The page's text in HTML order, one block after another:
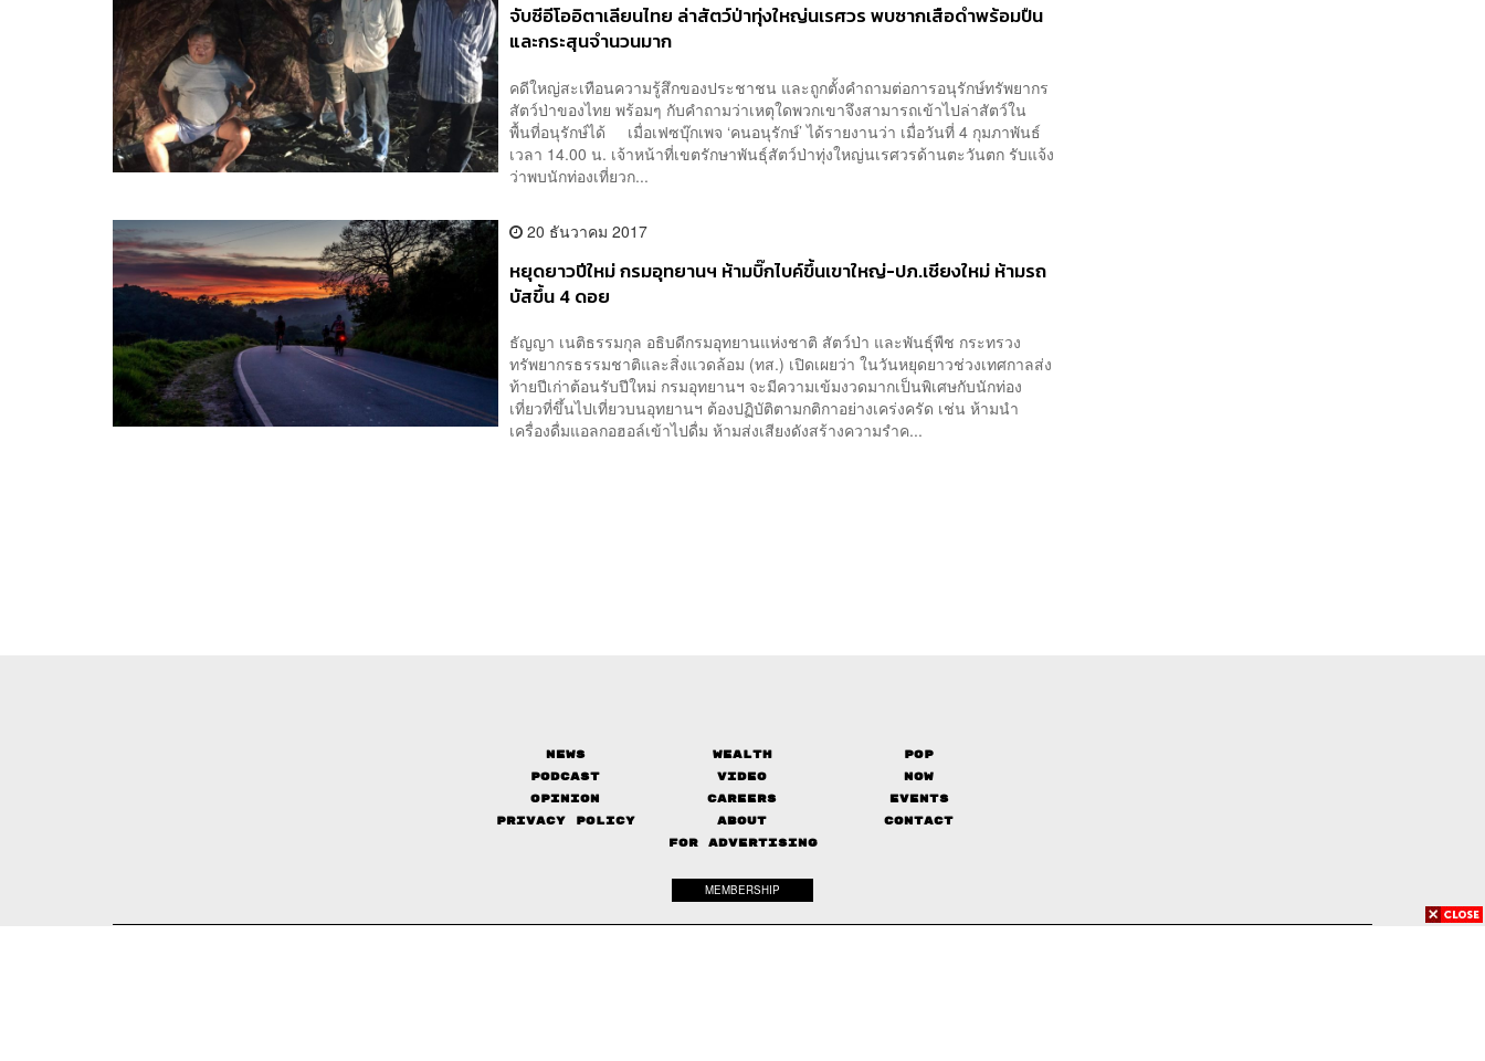
จับซีอีโออิตาเลียนไทย ล่าสัตว์ป่าทุ่งใหญ่นเรศวร พบซากเสือดำพร้อมปืน
และกระสุนจำนวนมาก
คดีใหญ่สะเทือนความรู้สึกของประชาชน และถูกตั้งคำถามต่อการอนุรักษ์ทรัพยากร
สัตว์ป่าของไทย พร้อมๆ กับคำถามว่าเหตุใดพวกเขาจึงสามารถเข้าไปล่าสัตว์ใน
พื้นที่อนุรักษ์ได้ เมื่อเฟซบุ๊กเพจ ‘คนอนุรักษ์’ ได้รายงานว่า เมื่อวันที่ 4 กุมภาพันธ์
เวลา 14.00 น. เจ้าหน้าที่เขตรักษาพันธุ์สัตว์ป่าทุ่งใหญ่นเรศวรด้านตะวันตก รับแจ้ง
ว่าพบนักท่องเที่ยวก...
20 ธันวาคม 2017
หยุดยาวปีใหม่ กรมอุทยานฯ ห้ามบิ๊กไบค์ขึ้นเขาใหญ่-ปภ.เชียงใหม่ ห้ามรถ
บัสขึ้น 4 ดอย
ธัญญา เนติธรรมกุล อธิบดีกรมอุทยานแห่งชาติ สัตว์ป่า และพันธุ์พืช กระทรวง
ทรัพยากรธรรมชาติและสิ่งแวดล้อม (ทส.) เปิดเผยว่า ในวันหยุดยาวช่วงเทศกาลส่ง
ท้ายปีเก่าต้อนรับปีใหม่ กรมอุทยานฯ จะมีความเข้มงวดมากเป็นพิเศษกับนักท่อง
เที่ยวที่ขึ้นไปเที่ยวบนอุทยานฯ ต้องปฏิบัติตามกติกาอย่างเคร่งครัด เช่น ห้ามนำ
เครื่องดื่มแอลกอฮอล์เข้าไปดื่ม ห้ามส่งเสียงดังสร้างความรำค...
News Wealth
Pop
Podcast
Video
Now
Opinion
Careers
Events
Privacy Policy
About
Contact
FOR ADVERTISING
MEMBERSHIP